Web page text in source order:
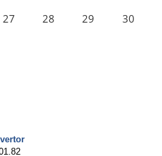
27 28 29
30